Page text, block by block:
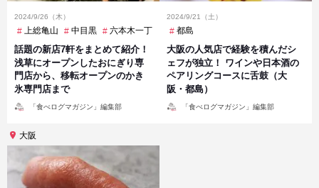
2024/9/26（木）
上総亀山 中目黒 六本木一丁目 日本大通り
話題の新店7軒をまとめて紹介！
浅草にオープンしたおにぎり専
門店から、移転オープンのかき
氷専門店まで
「食べログマガジン」編集部
2024/9/21（土）
都島
大阪の人気店で経験を積んだシ
ェフが独立！ ワインや日本酒の
ペアリングコースに舌鼓（大
阪・都島）
「食べログマガジン」編集部
大阪